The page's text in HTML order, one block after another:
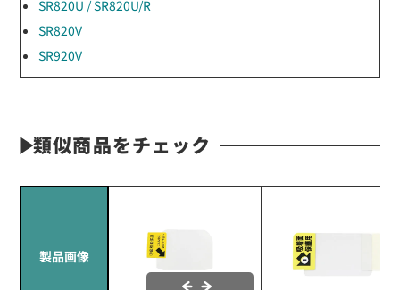
SR820U / SR820U/R
SR820V
SR920V
類似商品をチェック
製品画像